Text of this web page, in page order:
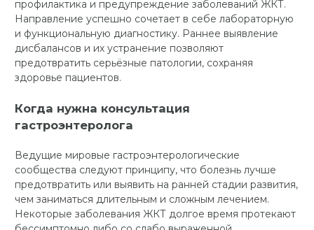
профилактика и предупреждение заболеваний ЖКТ.
Направление успешно сочетает в себе лабораторную
и функциональную диагностику. Раннее выявление
дисбалансов и их устранение позволяют
предотвратить серьёзные патологии, сохраняя
здоровье пациентов.
Когда нужна консультация
гастроэнтеролога
Ведущие мировые гастроэнтерологические
сообщества следуют принципу, что болезнь лучше
предотвратить или выявить на ранней стадии развития,
чем заниматься длительным и сложным лечением.
Некоторые заболевания ЖКТ долгое время протекают